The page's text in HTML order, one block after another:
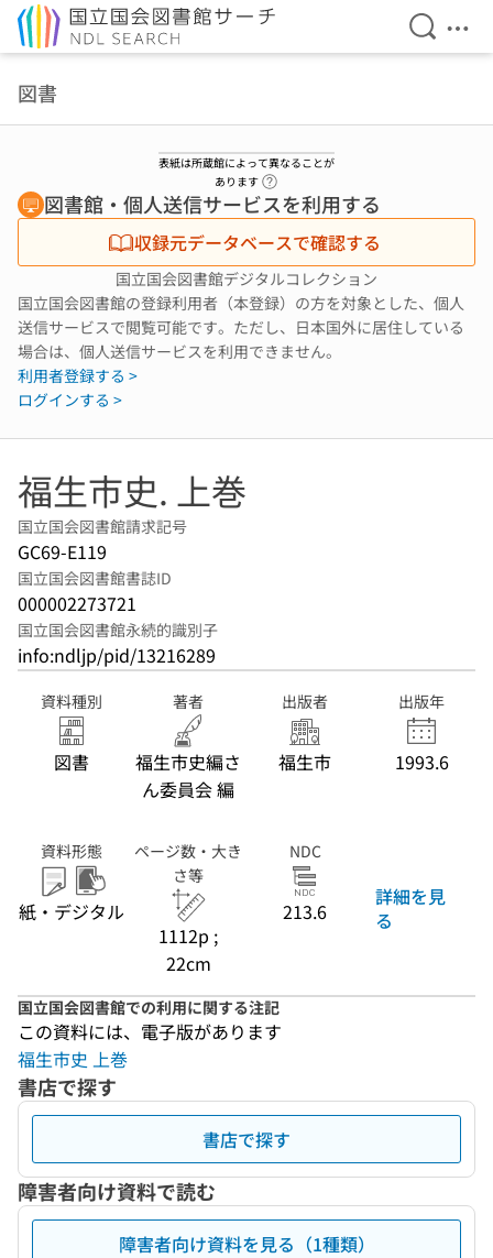
検索を
メ
図書
表紙は所蔵館によって異なることが
あります
図書館・個人送信サービスを利用する
収録元データベースで確認する
国立国会図書館デジタルコレクション
国立国会図書館の登録利用者（本登録）の方を対象とした、個人
送信サービスで閲覧可能です。ただし、日本国外に居住している
場合は、個人送信サービスを利用できません。
利用者登録する >
ログインする >
福生市史. 上巻
国立国会図書館請求記号
GC69-E119
国立国会図書館書誌ID
000002273721
国立国会図書館永続的識別子
info:ndljp/pid/13216289
資料種別
図書
著者
福生市史編さ
ん委員会 編
出版者
福生市
出版年
1993.6
資料形態
紙・デジタル
ページ数・大き
さ等
1112p ;
22cm
NDC
213.6
詳細を見
る
国立国会図書館での利用に関する注記
この資料には、電子版があります
福生市史 上巻
書店で探す
書店で探す
障害者向け資料で読む
障害者向け資料を見る（1種類）